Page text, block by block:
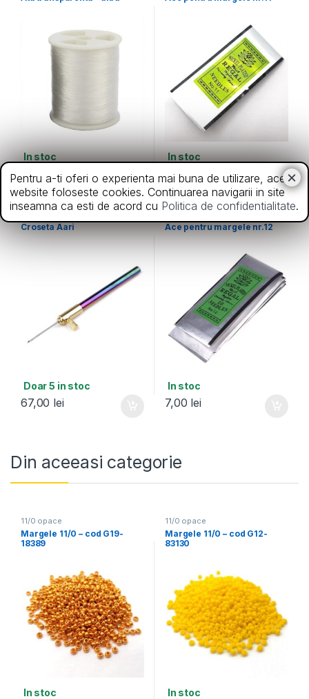
In stoc
3,50lei
In stoc
7,00lei
Croseta Aari
Doar 5 in stoc
67,00 lei
Ace pentru margele nr.12
In stoc
7,00 lei
Din aceeasi categorie
11/0 opace
Margele 11/0 – cod G19-
18389
In stoc
11/0 opace
Margele 11/0 – cod G12-
83130
In stoc
Pentru a-ti oferi o experienta mai buna de utilizare, acest
website foloseste cookies. Continuarea navigarii in site
inseamna ca esti de acord cu Politica de confidentialitate.